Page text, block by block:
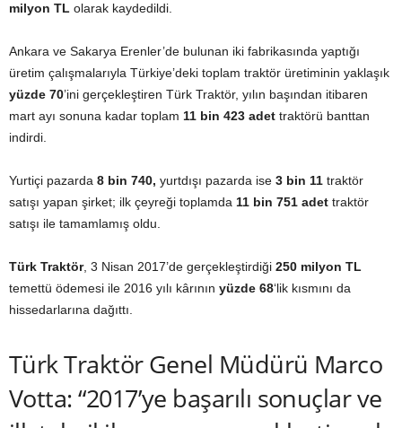
milyon TL olarak kaydedildi.
Ankara ve Sakarya Erenler’de bulunan iki fabrikasında yaptığı
üretim çalışmalarıyla Türkiye’deki toplam traktör üretiminin yaklaşık
yüzde 70’ini gerçekleştiren Türk Traktör, yılın başından itibaren
mart ayı sonuna kadar toplam 11 bin 423 adet traktörü banttan
indirdi.
Yurtiçi pazarda 8 bin 740, yurtdışı pazarda ise 3 bin 11 traktör
satışı yapan şirket; ilk çeyreği toplamda 11 bin 751 adet traktör
satışı ile tamamlamış oldu.
Türk Traktör, 3 Nisan 2017’de gerçekleştirdiği 250 milyon TL
temettü ödemesi ile 2016 yılı kârının yüzde 68‘lik kısmını da
hissedarlarına dağıttı.
Türk Traktör Genel Müdürü Marco
Votta: “2017’ye başarılı sonuçlar ve